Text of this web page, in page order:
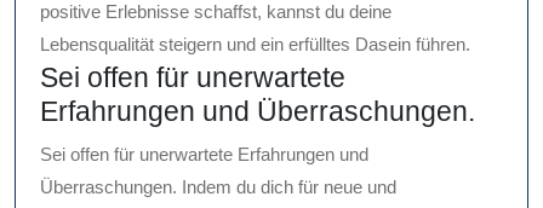
positive Erlebnisse schaffst, kannst du deine
Lebensqualität steigern und ein erfülltes Dasein führen.
Sei offen für unerwartete
Erfahrungen und Überraschungen.
Sei offen für unerwartete Erfahrungen und
Überraschungen. Indem du dich für neue und